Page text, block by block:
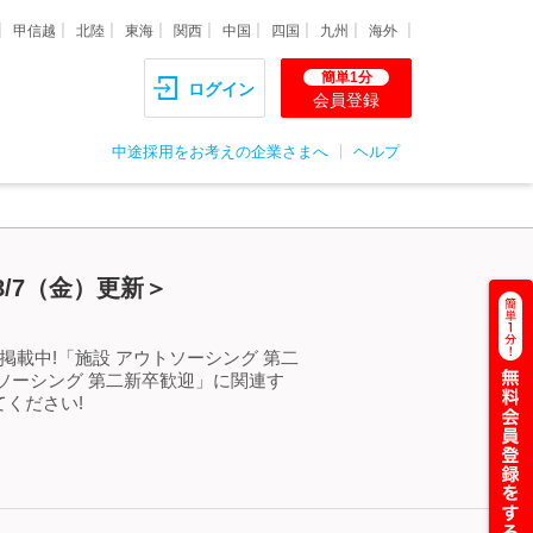
甲信越 北陸 東海 関西 中国 四国 九州 海外
ログイン
簡単1分
会員登録
中途採用をお考えの企業さまへ ヘルプ
（金）更新＞
載中!「施設 アウトソーシング 第二
ーシング 第二新卒歓迎」に関連す
ください!